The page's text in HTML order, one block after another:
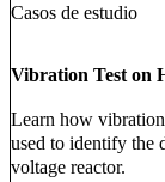
Casos de estudio
Vibration Test on
Learn how
used to identify the
voltage reactor.